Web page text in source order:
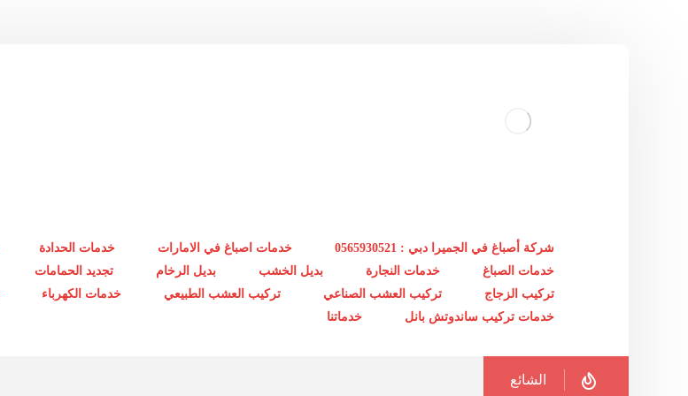
شركة أصباغ في الجميرا دبي : 0565930521 خدمات اصباغ في الامارات خدمات الحدادة
خدمات الصباغ
خدمات النجارة بديل الخشب بديل الرخام تجديد الحمامات
تركيب الزجاج
تركيب العشب الصناعي تركيب العشب الطبيعي خدمات الكهرباء
خدمات تركيب ساندوتش بانل
خدماتنا
الشائع